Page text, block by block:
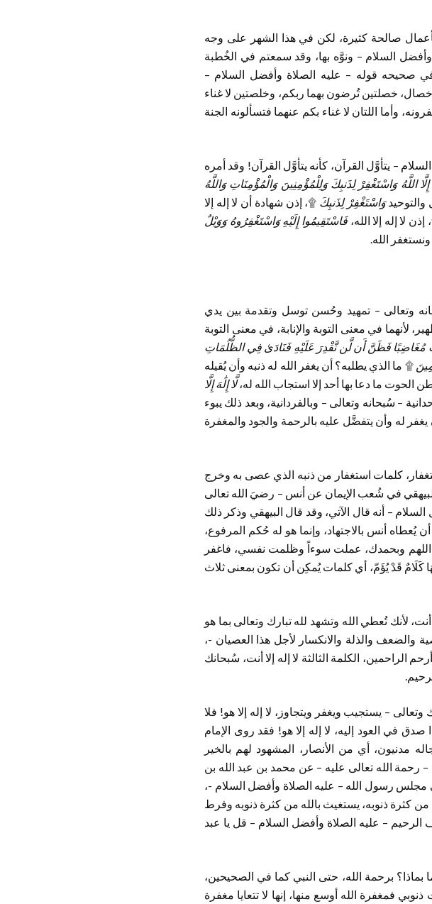
صالحة كثيرة، لكن في هذا الشهر على وجه
السلام – ونوَّه بها، وقد سمعتم في الخُطبة
صحيحه قوله – عليه الصلاة وأفضل السلام –
خصلتين تُرضون بهما ربكم، وخلصتين لا غناء
وأما اللتان لا غناء بكم عنهما فتسألونه الجنة
– يتأوَّل القرآن، كأنه يتأوَّل القرآن! وقد أمره
إِلَّا اللَّهُ وَاسْتَغْفِرْ لِذَنبِكَ وَلِلْمُؤْمِنِينَ وَالْمُؤْمِنَاتِ وَاللَّهُ
والتوحيدوَاسْتَغْفِرْ لِذَنبِكَ ۩، إذن شهادة أن لا إله إلا
إذن لا إله إلا الله،فَاسْتَقِيمُوا إِلَيْهِ وَاسْتَغْفِرُوهُ وَوَيْلٌ
ونستغفر الله.
وتعالى – تمهيد وحُسن توسل وتقدمة بين يدي
لأنهما في معنى التوبة والإنابة، في معنى التوبة
مُغَاضِبًا فَظَنَّ أَن لَّن نَّقْدِرَ عَلَيْهِ فَنَادَىٰ فِي الظُّلُمَاتِ
۩ ما الذي يطلبه؟ أن يغفر الله له ذنبه وأن يُقيله
ما دعا بها أحد إلا استجاب الله له،لَّا إِلَٰهَ إِلَّا
– سُبحانه وتعالى – وبالفردانية، وبعد ذلك يبوء
له وأن يتفضَّل عليه بالرحمة والجود والمغفرة
كلمات استغفار من ذنبه الذي عصى به وخرج
في شُعب الإيمان عن أنس – رضيَ الله تعالى
– أنه قال الآتي، وقد قال البيهقي وذكر ذلك
يُعطاه أنس بالاجتهاد، وإنما هو له حُكم المرفوع،
اللهم وبحمدك، عملت سوءاً وظلمت نفسي، فاغفر
كَلَامٌ قَدْ يُؤَمّ، أي كلمات يُمكِن أن تكون بمعنى ثلاث
أنت، لأنك تُعطي الله وتشهد لله تبارك وتعالى بما هو
والضعف والذلة والانكسار لأجل هذا العصيان -،
الكلمة الثالثة لا إله إلا أنت، سُبحانك
– يستجيب ويغفر ويتجاوز، لا إله إلا هو! فلا
في العود إليه، لا إله إلا هو! فقد روى الإمام
مدنيون، أي من الأنصار، المشهود لهم بالخير
رحمة الله تعالى عليه – عن محمد بن عبد الله بن
مجلس رسول الله – عليه الصلاة وأفضل السلام -،
من كثرة ذنوبه، يستغيث بالله من كثرة ذنوبه وفرط
الرحيم – عليه الصلاة وأفضل السلام – قل يا عبد
برحمة الله، حتى النبي كما في الصحيحين،
فمغفرة الله أوسع منها، إنها لا تتعايا مغفرة